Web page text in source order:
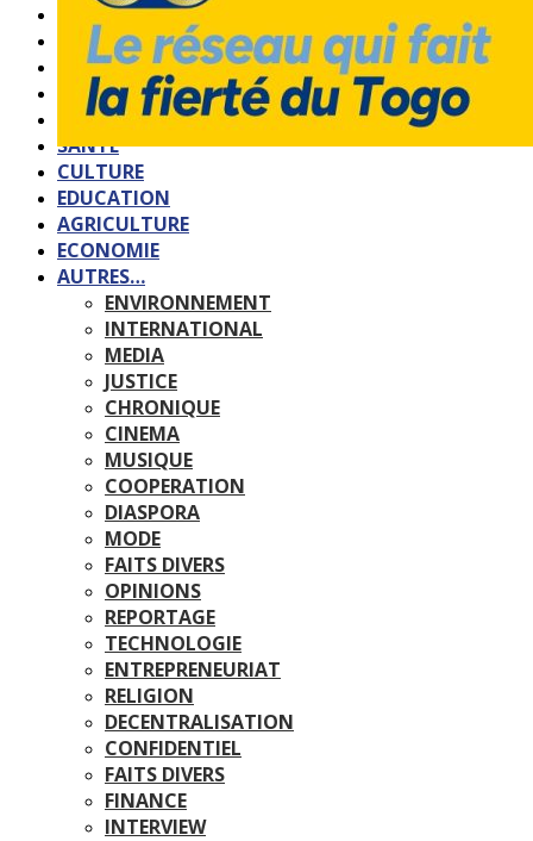
ACCUEIL
QUI SOMMES-NOUS?
POLITIQUE
SOCIETE
SPORTS
SANTE
CULTURE
EDUCATION
AGRICULTURE
ECONOMIE
AUTRES…
ENVIRONNEMENT
INTERNATIONAL
MEDIA
JUSTICE
CHRONIQUE
CINEMA
MUSIQUE
COOPERATION
DIASPORA
MODE
FAITS DIVERS
OPINIONS
REPORTAGE
TECHNOLOGIE
ENTREPRENEURIAT
RELIGION
DECENTRALISATION
CONFIDENTIEL
FAITS DIVERS
FINANCE
INTERVIEW